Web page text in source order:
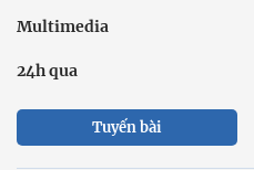
Multimedia
24h qua
Tuyến bài